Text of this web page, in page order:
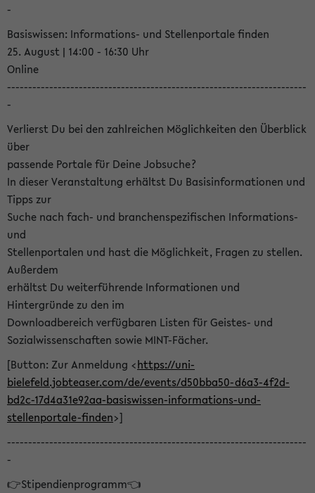
-
Basiswissen: Informations- und Stellenportale finden
25. August | 14:00 - 16:30 Uhr
Online
-----------------------------------------------------------------------
-
Verlierst Du bei den zahlreichen Möglichkeiten den Überblick
über
passende Portale für Deine Jobsuche?
In dieser Veranstaltung erhältst Du Basisinformationen und
Tipps zur
Suche nach fach- und branchenspezifischen Informations-
und
Stellenportalen und hast die Möglichkeit, Fragen zu stellen.
Außerdem
erhältst Du weiterführende Informationen und
Hintergründe zu den im
Downloadbereich verfügbaren Listen für Geistes- und
Sozialwissenschaften sowie MINT-Fächer.
[Button: Zur Anmeldung <https://uni-
bielefeld.jobteaser.com/de/events/d50bba50-d6a3-4f2d-
bd2c-17d4a31e92aa-basiswissen-informations-und-
stellenportale-finden>]
-----------------------------------------------------------------------
-
👉Stipendienprogramm👈